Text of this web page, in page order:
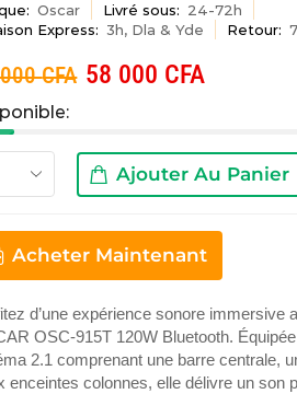
Oscar Livré sous: 24-72h
Express: 3h, Dla & Yde Retour:
CFA 58 000 CFA
Ajouter Au Panier
Acheter Maintenant
d’une expérience sonore immersive
OSC-915T 120W Bluetooth.
2.1 comprenant une barre centrale,
enceintes colonnes, elle délivre un son